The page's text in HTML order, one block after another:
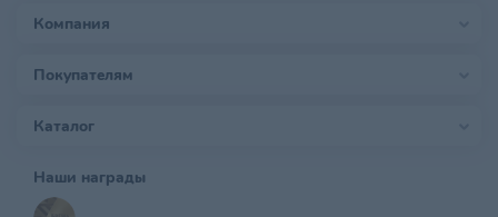
Компания
Покупателям
Каталог
Наши награды